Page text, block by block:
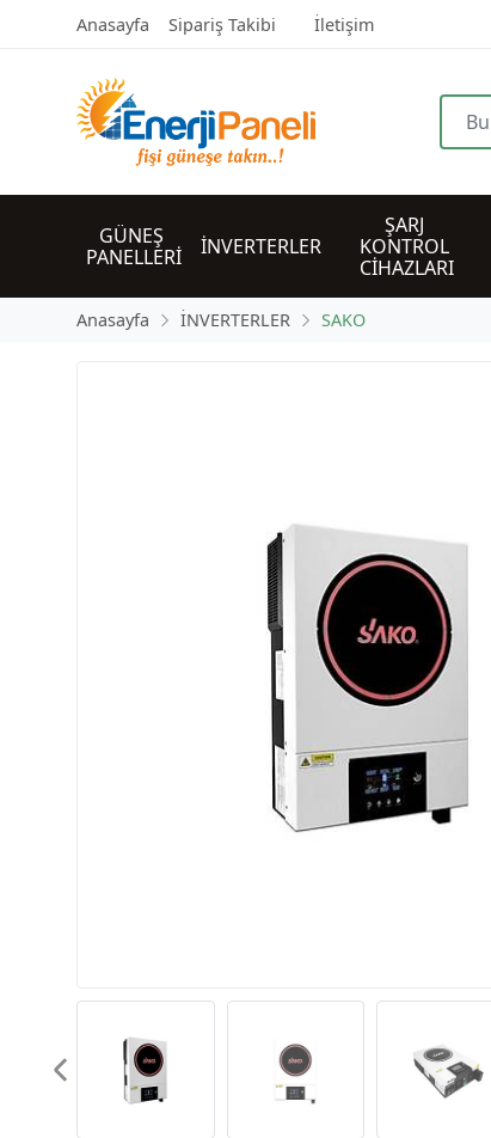
Anasayfa Sipariş Takibi İletişim
GÜNEŞ
PANELLERİ
İNVERTERLER
ŞARJ
KONTROL
CİHAZLARI
Anasayfa İNVERTERLER SAKO